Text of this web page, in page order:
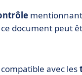
document peut
avec les